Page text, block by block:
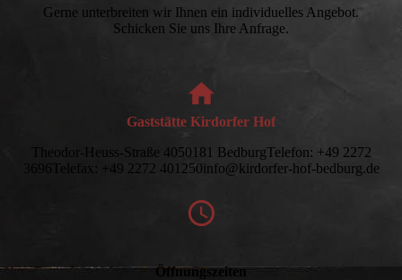
Gerne unterbreiten wir Ihnen ein individuelles Angebot.
Schicken Sie uns Ihre Anfrage.
Gaststätte Kirdorfer Hof
Theodor-Heuss-Straße 4050181 BedburgTelefon: +49 2272
3696Telefax: +49 2272 401250info@kirdorfer-hof-bedburg.de
Öffnungszeiten